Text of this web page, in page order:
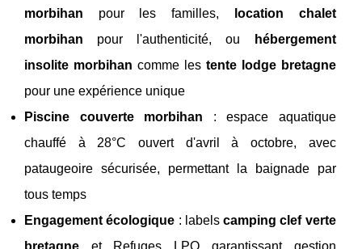
morbihan pour les familles,
location chalet
morbihan pour l'authenticité, ou
hébergement
insolite morbihan comme les tente lodge bretagne
pour une expérience unique
Piscine couverte morbihan : espace aquatique
chauffé à 28°C ouvert d'avril à octobre, avec
pataugeoire sécurisée, permettant la baignade par
tous temps
Engagement écologique : labelscamping clef verte
bretagne et Refuges LPO garantissant gestion